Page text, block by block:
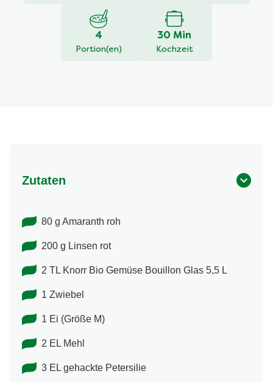
4
Portion(en)
30 Min
Kochzeit
Zutaten
80 g Amaranth roh
200 g Linsen rot
2 TL Knorr Bio Gemüse Bouillon Glas 5,5 L
1 Zwiebel
1 Ei (Größe M)
2 EL Mehl
3 EL gehackte Petersilie